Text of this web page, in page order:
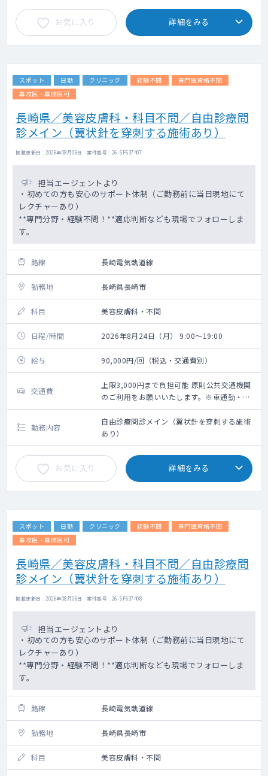
お気に入り 詳細をみる
スポット 日勤 クリニック 経験不問
専門医資格不問
専攻医・専修医可
長崎県／美容皮膚科・科目不問／自由診療問
診メイン（翼状針を穿刺する施術あり）
掲載更新日 : 2026年08月06日 案件番号 : 26-SF637407
担当エージェントより
・初めての方も安心のサポート体制（ご勤務前に当日現地にて
レクチャーあり）
**専門分野・経験不問！**適応判断なども現場でフォローしま
す。
路線 長崎電気軌道線
勤務地 長崎県長崎市
科目 美容皮膚科・不問
日程/時間 2026年8月24日（月） 9:00～19:00
給与 90,000円/回（税込・交通費別）
交通費
上限3,000円まで負担可能 原則公共交通機関
のご利用をお願いいたします。※車通勤・タ
クシー利用要相談
勤務内容
自由診療問診メイン（翼状針を穿刺する施術
あり）
お気に入り 詳細をみる
スポット 日勤 クリニック 経験不問
専門医資格不問
専攻医・専修医可
長崎県／美容皮膚科・科目不問／自由診療問
診メイン（翼状針を穿刺する施術あり）
掲載更新日 : 2026年08月06日 案件番号 : 26-SF637408
担当エージェントより
・初めての方も安心のサポート体制（ご勤務前に当日現地にて
レクチャーあり）
**専門分野・経験不問！**適応判断なども現場でフォローしま
す。
路線 長崎電気軌道線
勤務地 長崎県長崎市
科目 美容皮膚科・不問